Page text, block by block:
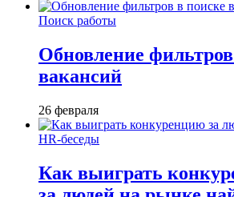
Поиск работы
Обновление
вакансий
26 февраля
HR-беседы
Как выиграть